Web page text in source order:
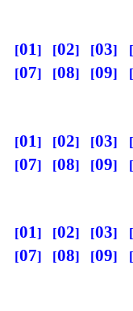
01 02 03
07
08 09
01 02 03
07
08 09
01 02 03
07
08 09